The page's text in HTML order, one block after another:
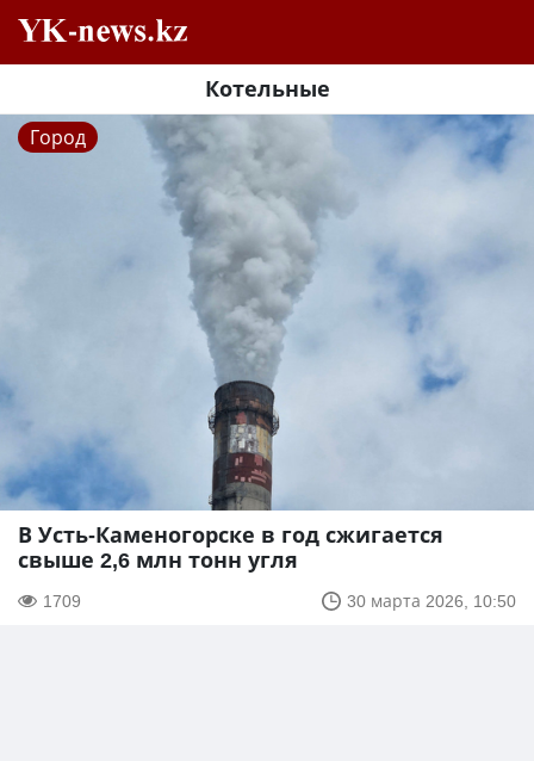
Котельные
Город
В Усть-Каменогорске в год сжигается
свыше 2,6 млн тонн угля
1709 30 марта 2026, 10:50